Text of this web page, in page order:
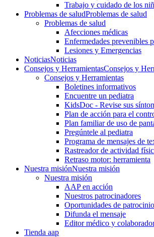
Trabajo y cuidado de los
Problemas de saludProblemas de salud
Problemas de salud
Afecciones médicas
Enfermedades prevenibles
Lesiones y Emergencias
NoticiasNoticias
Consejos y HerramientasConsejos y
Consejos y Herramientas
Boletines informativos
Encuentre un pediatra
KidsDoc - Revise sus
Plan de acción para el
Plan familiar de uso de
Pregúntele al pediatra
Programa de mensajes de
Rastre​​ador de activida​d
Retraso motor: herramienta
Nuestra misiónNuestra misión
Nuestra misión
AAP en acción
Nuestros patrocinadores
Oportunidades de patrocinio
Difunda el mensaje
Editor médico y
Tienda aap